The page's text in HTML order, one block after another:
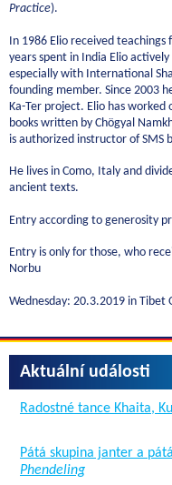
Practice).
In 1986 Elio received
years spent in India Elio
especially with International
founding member. Since 2003
Ka-Ter project. Elio has worked
books written by Chögyal
is authorized instructor of SMS
He lives in Como, Italy and
ancient texts.
Entry according to generosity
Entry is only for those, who
Norbu
Wednesday: 20.3.2019 in Tibet
Aktuální události
Radostné tance Khaita,
Pátá skupina janter a
Phendeling